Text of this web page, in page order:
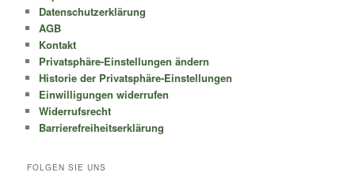
Datenschutzerklärung
AGB
Kontakt
Privatsphäre-Einstellungen ändern
Historie der Privatsphäre-Einstellungen
Einwilligungen widerrufen
Widerrufsrecht
Barrierefreiheitserklärung
FOLGEN SIE UNS